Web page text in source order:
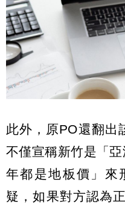
此外，原PO還翻出
不僅宣稱新竹是「
年都是地板價」來
疑，如果對方認為